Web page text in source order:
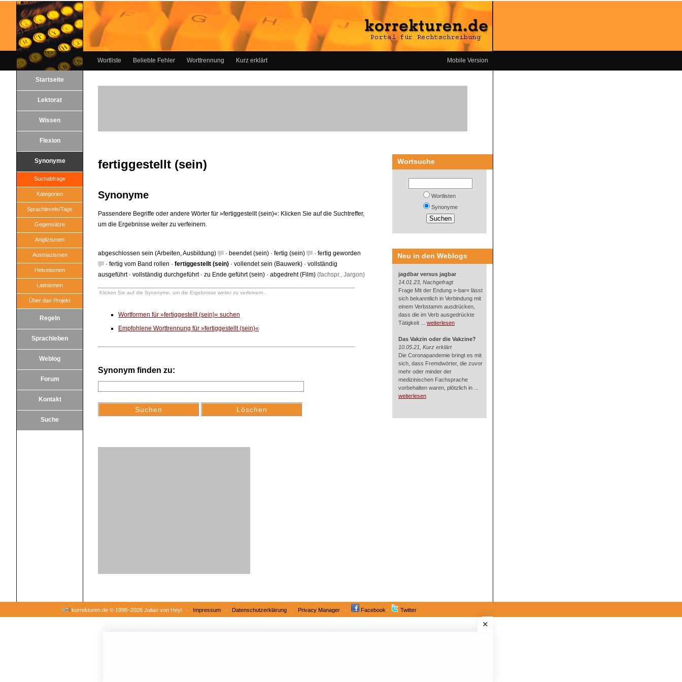
Wortliste Beliebte Fehler Worttrennung Kurz erklärt Mobile Version
Startseite
Lektorat
Wissen
Flexion
Synonyme
Suchabfrage
Kategorien
Sprachlevels/Tags
Gegensätze
Anglizismen
Austriazismen
Helvetismen
Latinismen
Über das Projekt
Regeln
Sprachleben
Weblog
Forum
Kontakt
Suche
fertiggestellt (sein)
Synonyme
Passendere Begriffe oder andere Wörter für »fertiggestellt (sein)«: Klicken Sie auf die Suchtreffer,
um die Ergebnisse weiter zu verfeinern.
abgeschlossen sein (Arbeiten, Ausbildung) · beendet (sein) · fertig (sein) · fertig geworden
· fertig vom Band rollen · fertiggestellt (sein) · vollendet sein (Bauwerk) · vollständig
ausgeführt· vollständig durchgeführt· zu Ende geführt (sein) · abgedreht (Film) (fachspr., Jargon)
Klicken Sie auf die Synonyme, um die Ergebnisse weiter zu verfeinern.
Wortformen für »fertiggestellt (sein)« suchen
Empfohlene Worttrennung für »fertiggestellt (sein)«
Synonym finden zu:
Wortsuche
Wortlisten
Synonyme
Neu in den Weblogs
jagdbar versus jagbar
14.01.23, Nachgefragt
Frage Mit der Endung »-bar« lässt
sich bekanntlich in Verbindung mit
einem Verbstamm ausdrücken,
dass die im Verb ausgedrückte
Tätigkeit ... weiterlesen
Das Vakzin oder die Vakzine?
10.05.21, Kurz erklärt
Die Coronapandemie bringt es mit
sich, dass Fremdwörter, die zuvor
mehr oder minder der
medizinischen Fachsprache
vorbehalten waren, plötzlich in ...
weiterlesen
korrekturen.de © 1998–2026 Julian von Heyl · Impressum · Datenschutzerklärung · Privacy Manager · Facebook · Twitter